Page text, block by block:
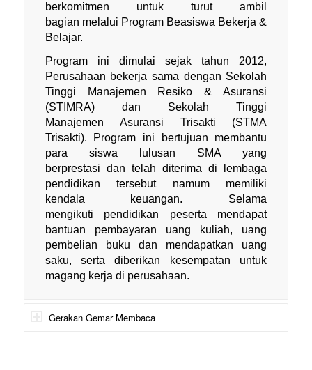
berkomitmen untuk turut ambil
bagian melalui Program Beasiswa Bekerja &
Belajar.
Program ini dimulai sejak tahun 2012,
Perusahaan bekerja sama dengan Sekolah
Tinggi Manajemen Resiko & Asuransi
(STIMRA) dan Sekolah Tinggi
Manajemen Asuransi Trisakti (STMA
Trisakti). Program ini bertujuan membantu
para siswa lulusan SMA yang
berprestasi dan telah diterima di lembaga
pendidikan tersebut namum memiliki
kendala keuangan. Selama
mengikuti pendidikan peserta mendapat
bantuan pembayaran uang kuliah, uang
pembelian buku dan mendapatkan uang
saku, serta diberikan kesempatan untuk
magang kerja di perusahaan.
Gerakan Gemar Membaca